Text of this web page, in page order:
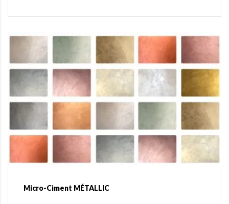
Micro-Ciment MÉTALLIC